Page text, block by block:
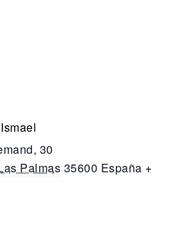
30
Palmas 35600 España +